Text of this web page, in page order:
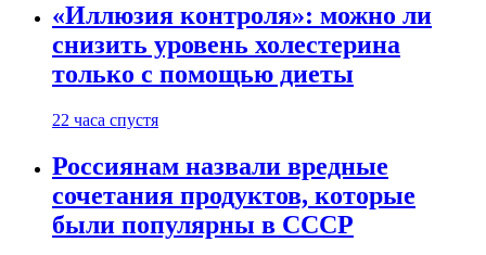
«Иллюзия контроля»: можно ли
снизить уровень холестерина
только с помощью диеты
22 часа спустя
Россиянам назвали вредные
сочетания продуктов, которые
были популярны в СССР